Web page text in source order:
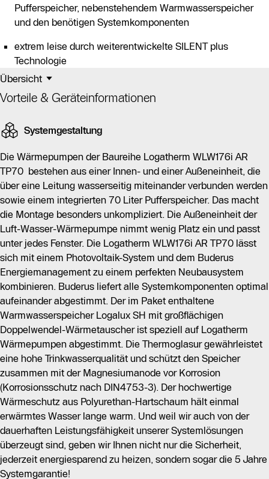
Pufferspeicher, nebenstehendem Warmwasserspeicher
und den benötigen Systemkomponenten
extrem leise durch weiterentwickelte SILENT plus
Technologie
Übersicht
Vorteile & Geräteinformationen
Systemgestaltung
Die Wärmepumpen der Baureihe Logatherm WLW176i AR
TP70 bestehen aus einer Innen- und einer Außeneinheit, die
über eine Leitung wasserseitig miteinander verbunden werden
sowie einem integrierten 70 Liter Pufferspeicher. Das macht
die Montage besonders unkompliziert. Die Außeneinheit der
Luft-Wasser-Wärmepumpe nimmt wenig Platz ein und passt
unter jedes Fenster. Die Logatherm WLW176i AR TP70 lässt
sich mit einem Photovoltaik-System und dem Buderus
Energiemanagement zu einem perfekten Neubausystem
kombinieren. Buderus liefert alle Systemkomponenten optimal
aufeinander abgestimmt. Der im Paket enthaltene
Warmwasserspeicher Logalux SH mit großflächigen
Doppelwendel-Wärmetauscher ist speziell auf Logatherm
Wärmepumpen abgestimmt. Die Thermoglasur gewährleistet
eine hohe Trinkwasserqualität und schützt den Speicher
zusammen mit der Magnesiumanode vor Korrosion
(Korrosionsschutz nach DIN4753-3). Der hochwertige
Wärmeschutz aus Polyurethan-Hartschaum hält einmal
erwärmtes Wasser lange warm. Und weil wir auch von der
dauerhaften Leistungsfähigkeit unserer Systemlösungen
überzeugt sind, geben wir Ihnen nicht nur die Sicherheit,
jederzeit energiesparend zu heizen, sondern sogar die 5 Jahre
Systemgarantie!